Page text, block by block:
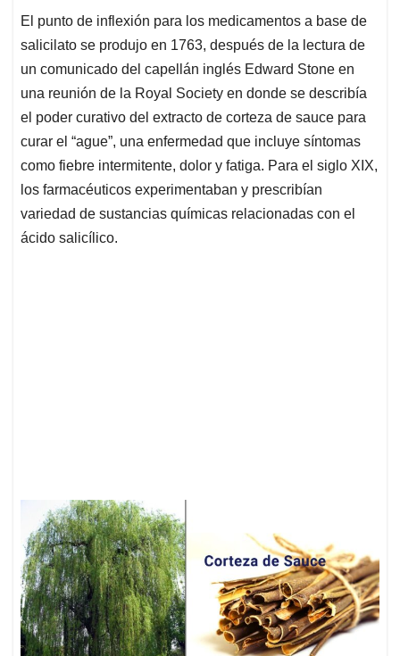
El punto de inflexión para los medicamentos a base de
salicilato se produjo en 1763, después de la lectura de
un comunicado del capellán inglés Edward Stone en
una reunión de la Royal Society en donde se describía
el poder curativo del extracto de corteza de sauce para
curar el “ague”, una enfermedad que incluye síntomas
como fiebre intermitente, dolor y fatiga. Para el siglo XIX,
los farmacéuticos experimentaban y prescribían
variedad de sustancias químicas relacionadas con el
ácido salicílico.